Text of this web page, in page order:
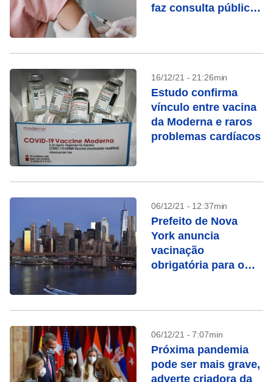
faz consulta pública
16/12/21 - 21:26min
Estudo confirma
vínculo entre vacina
da Moderna e raros
problemas cardíacos
06/12/21 - 12:37min
Prefeito de Nova
York anuncia
vacinação
obrigatória para o
06/12/21 - 7:07min
Próxima pandemia
pode ser mais grave,
adverte criadora da